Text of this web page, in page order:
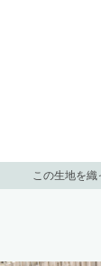
この生地を織